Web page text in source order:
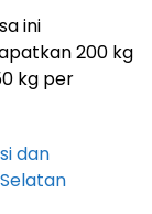
ini
200 kg
kg per
dan